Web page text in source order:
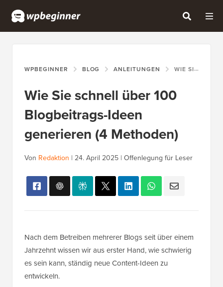
WPBEGINNER BLOG ANLEITUNGEN WIE SIE SCHNELL ÜBER 100 BLOGBEITRAGS-IDEEN GENERIEREN (4 METHODEN)
Wie Sie schnell über 100
Blogbeitrags-Ideen
generieren (4 Methoden)
Von Redaktion | 24. April 2025 | Offenlegung für Leser
Nach dem Betreiben mehrerer Blogs seit über einem
Jahrzehnt wissen wir aus erster Hand, wie schwierig
es sein kann, ständig neue Content-Ideen zu
entwickeln.